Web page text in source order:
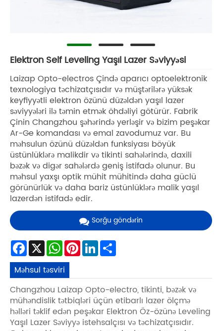
Elektron Self Leveling Yaşıl Lazer Səviyyəsi
Laizap Opto-electros Çində aparıcı optoelektronik
texnologiya təchizatçısıdır və müştərilərə yüksək
keyfiyyətli elektron özünü düzəldən yaşıl lazer
səviyyələri ilə təmin etmək öhdəliyi götürür. Fabrik
Çinin Changzhou şəhərində yerləşir və bizim peşəkar
Ar-Ge komandası və emal zavodumuz var. Bu
məhsulun özünü düzəldən funksiyası böyük
üstünlüklərə malikdir və tikinti sahələrində, daxili
bəzək və digər sahələrdə geniş istifadə olunur. Bu
məhsul yaxşı optik mühit mühitində daha güclü
görünürlük və daha bariz üstünlüklərə malik yaşıl
lazerdən istifadə edir.
Sorğu göndərin
Facebook
X WhatsApp
Pinterest
LinkedIn
Məhsul təsviri
Changzhou Laizap Opto-electro, tikinti, bəzək və
mühəndislik tətbiqləri üçün etibarlı lazer ölçmə
həlləri təklif edən peşəkar Elektron Öz-özünə Leveling
Yaşıl Lazer Səviyyə istehsalçısı və təchizatçısıdır.